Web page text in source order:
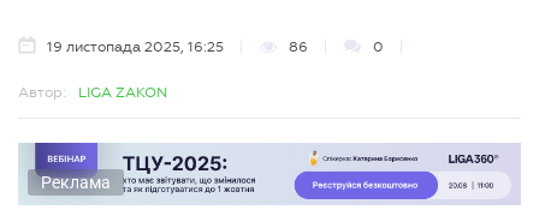
19 листопада 2025, 16:25 86 0
Автор: LIGA ZAKON
Реклама